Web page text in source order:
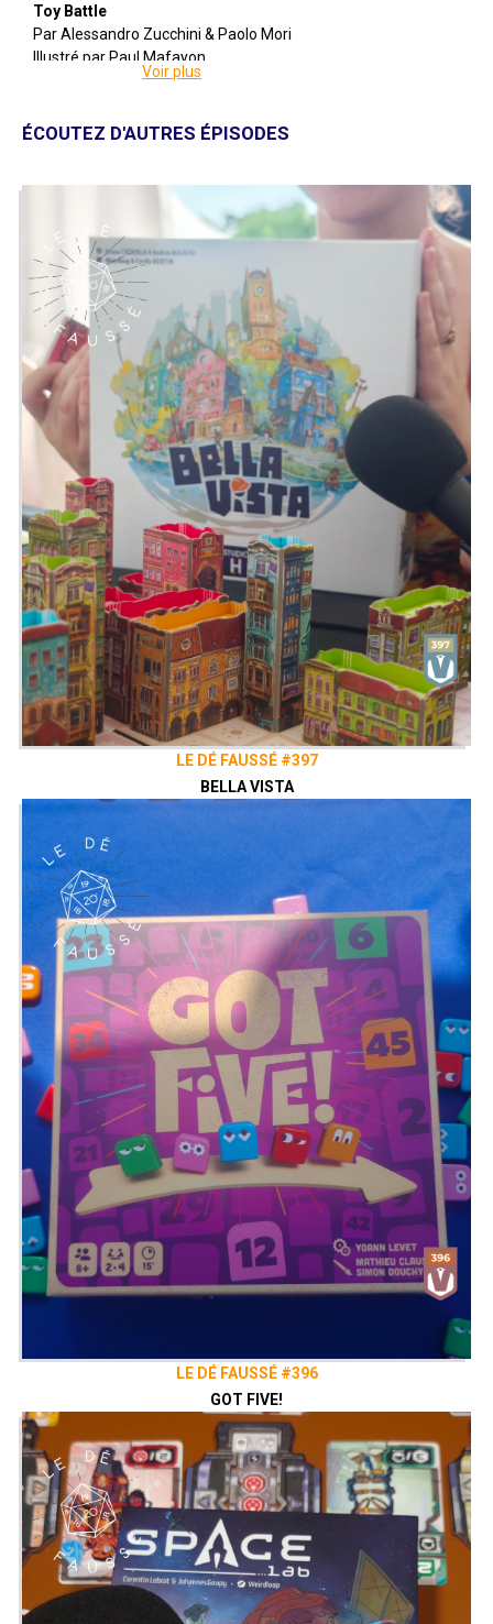
Toy Battle
Par Alessandro Zucchini & Paolo Mori
Illustré par Paul Mafayon
Édité par Repos Production
Pour 8 ans et +
Description : Votre mission :
Capturer la base ennemie
Rafler un max de médailles grâce à vos
tactiques de génie (ou votre chance
légendaire).
Avec des parties ultra-rapides (15
minutes chrono !), 8 plateaux différents
illustrés par Paul Mafayon et un max de
stratégies possibles, vous ne jouerez
jamais deux fois la même bataille.
Emission présentée parAlex &Zephiriel
Générique par
Adrien Larouzée
Twitter@ledefausse
InstagramLe Dé Faussé
FacebookLe Dé Faussé
Envie de nous soutenir ? Vous pouvez,
si vous le souhaitez, grâce auPatreon
de notre collectif, le Vaisseau Hyper
Sensas !
patreon.com/vaisseauhypersensas
Découvrez également notre site
vaisseauhypersensas.fr
Rejoignez nous sur Discord!
https://discord.gg/uGxNp6n
Voir plus
ÉCOUTEZ D'AUTRES ÉPISODES
LE DÉ FAUSSÉ #397
BELLA VISTA
LE DÉ FAUSSÉ #396
GOT FIVE!